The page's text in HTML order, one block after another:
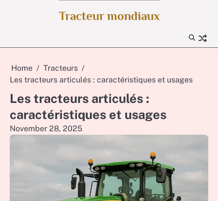
Tracteur mondiaux
Home
Tracteurs
Les tracteurs articulés : caractéristiques et usages
Les tracteurs articulés :
caractéristiques et usages
November 28, 2025